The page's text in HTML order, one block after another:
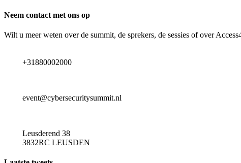
Neem contact met ons op
Wilt u meer weten over de summit, de sprekers, de sessies of over
+31880002000
event@cybersecuritysummit.nl
Leusderend 38
3832RC LEUSDEN